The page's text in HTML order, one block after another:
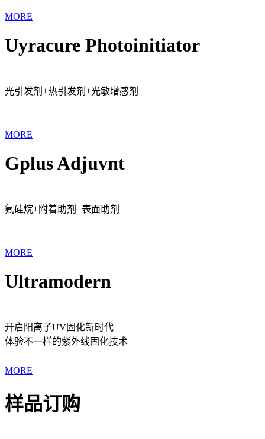
MORE
Uyracure Photoinitiator
光引发剂+热引发剂+光敏增感剂
MORE
Gplus Adjuvnt
氟硅烷+附着助剂+表面助剂
MORE
Ultramodern
开启阳离子UV固化新时代
体验不一样的紫外线固化技术
MORE
样品订购